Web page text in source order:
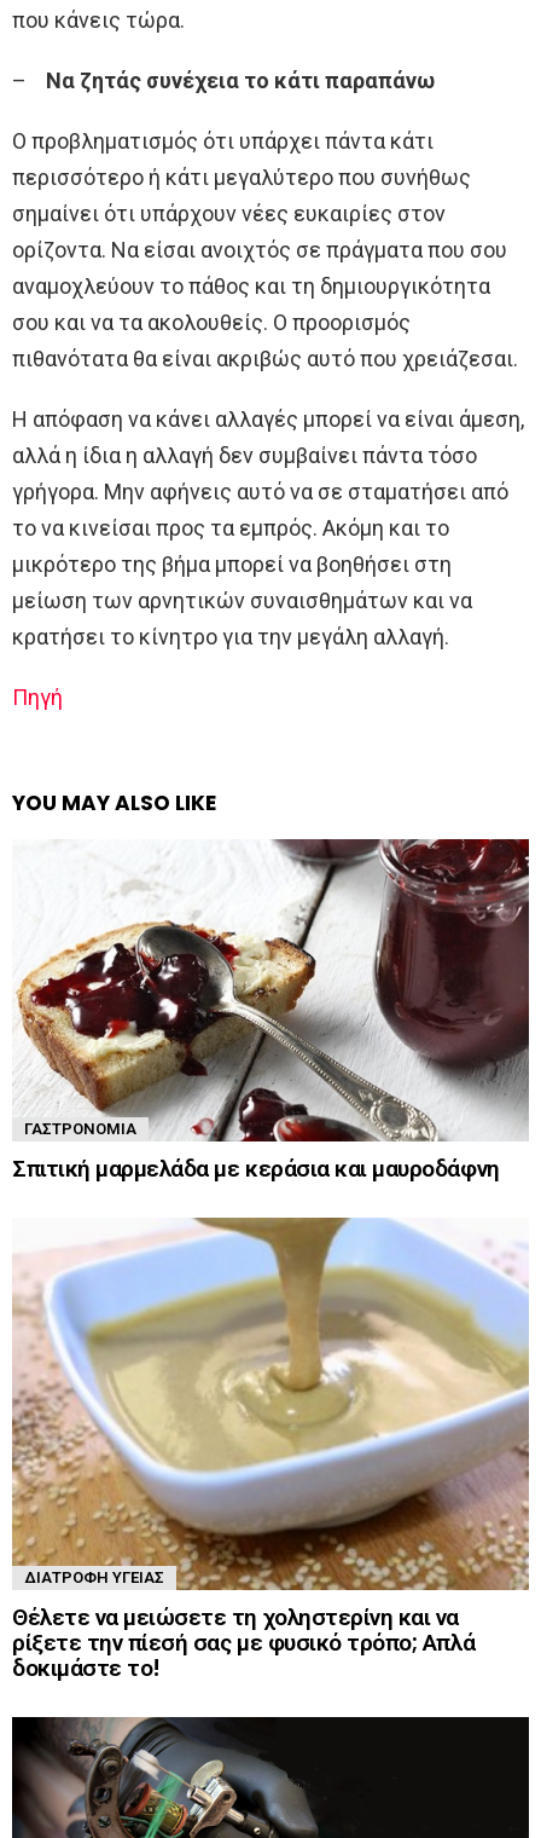
που κάνεις τώρα.
– Να ζητάς συνέχεια το κάτι παραπάνω
Ο προβληματισμός ότι υπάρχει πάντα κάτι
περισσότερο ή κάτι μεγαλύτερο που συνήθως
σημαίνει ότι υπάρχουν νέες ευκαιρίες στον
ορίζοντα. Να είσαι ανοιχτός σε πράγματα που σου
αναμοχλεύουν το πάθος και τη δημιουργικότητα
σου και να τα ακολουθείς. Ο προορισμός
πιθανότατα θα είναι ακριβώς αυτό που χρειάζεσαι.
Η απόφαση να κάνει αλλαγές μπορεί να είναι άμεση,
αλλά η ίδια η αλλαγή δεν συμβαίνει πάντα τόσο
γρήγορα. Μην αφήνεις αυτό να σε σταματήσει από
το να κινείσαι προς τα εμπρός. Ακόμη και το
μικρότερο της βήμα μπορεί να βοηθήσει στη
μείωση των αρνητικών συναισθημάτων και να
κρατήσει το κίνητρο για την μεγάλη αλλαγή.
Πηγή
YOU MAY ALSO LIKE
ΓΑΣΤΡΟΝΟΜΊΑ
Σπιτική μαρμελάδα με κεράσια και μαυροδάφνη
ΔΙΑΤΡΟΦΉ ΥΓΕΊΑΣ
Θέλετε να μειώσετε τη χοληστερίνη και να
ρίξετε την πίεσή σας με φυσικό τρόπο; Απλά
δοκιμάστε το!